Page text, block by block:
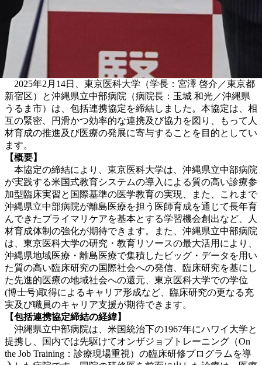
2025年2月14日、東京医科大学（学長：宮澤 啓介／東京都
新宿区）と沖縄県立中部病院（病院長：玉城 和光／沖縄県
うるま市）は、包括連携協定を締結しました。本協定は、相
互の緊密、円滑かつ効率的な連携及び協力を図り、もって人
材育成の推進及び医療の発展に寄与することを目的としてい
ます。
【概要】
本協定の締結により、東京医科大学は、沖縄県立中部病院
が実践する米国式教育システムの導入による質の高い診療参
加型臨床実習と国際基準の医学教育の実現、また、これまで
沖縄県立中部病院が離島医療を担う医師育成を通じて長年育
んできたプライマリケアを基本とする学習機会創出など、人
材育成体制の強化が期待できます。また、沖縄県立中部病院
は、東京医科大学の研究・教育リソースの最大活用により、
沖縄県地域医療・離島医療で集積したビッグ・データを用い
た質の高い臨床研究の国際社会への発信、臨床研究を基にし
た先進的医療の地域社会への還元、東京医科大学での学位
(博士号)取得によるキャリア形成など、臨床研究の更なる充
実及び職員のキャリア支援が期待できます。
【包括連携協定締結の経緯】
沖縄県立中部病院は、米国統治下の1967年にハワイ大学と
提携し、国内では先駆けてオンザジョブトレーニング（On
the Job Training：診療現場重視）の臨床研修プログラムを導